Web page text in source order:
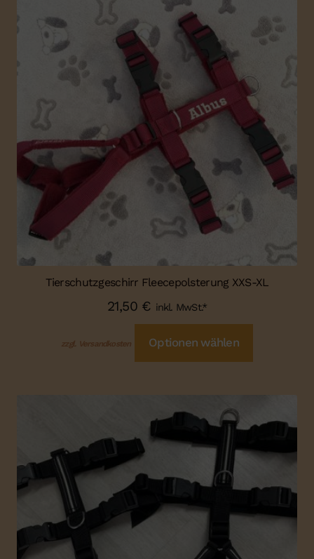
Tierschutzgeschirr Fleecepolsterung XXS-XL
21,50 € inkl. MwSt.*
zzgl. Versandkosten Optionen wählen